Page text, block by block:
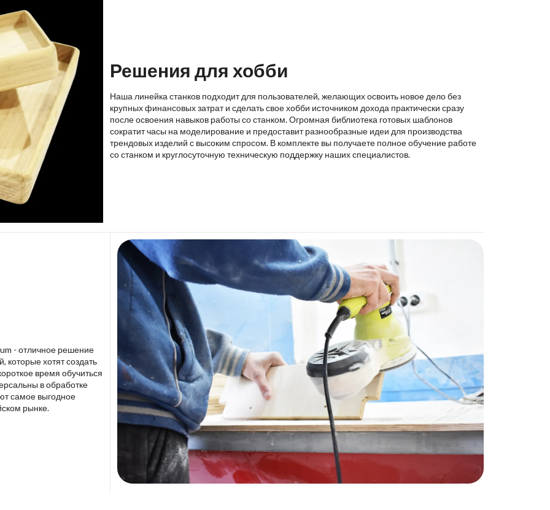
Решения для хобби
Наша линейка станков подходит для пользователей, желающих освоить новое дело без
крупных финансовых затрат и сделать свое хобби источником дохода практически сразу
после освоения навыков работы со станком. Огромная библиотека готовых шаблонов
сократит часы на моделирование и предоставит разнообразные идеи для производства
трендовых изделий с высоким спросом. В комплекте вы получаете полное обучение работе
со станком и круглосуточную техническую поддержку наших специалистов.
- отличное решение
хотят создать
время обучиться
в обработке
самое выгодное
рынке.